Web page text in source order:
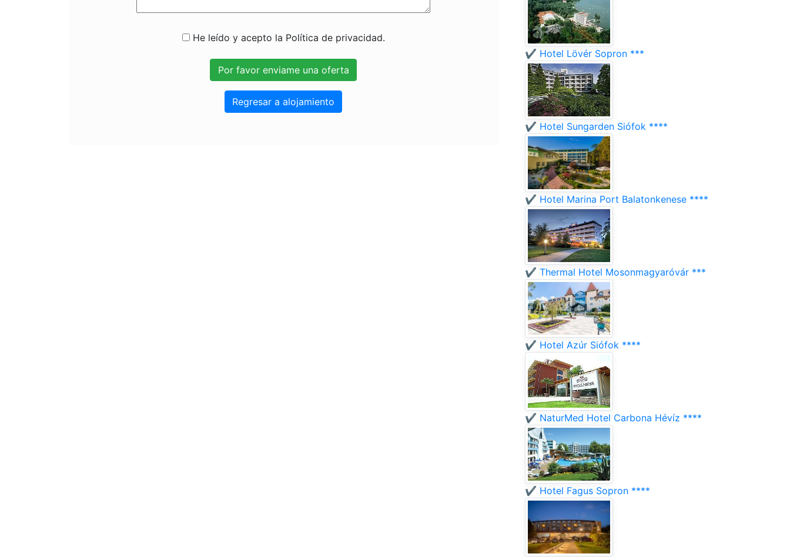
He leído y acepto la Política de privacidad.
Regresar a alojamiento
✔️ Hotel Lövér Sopron ***
✔️ Hotel Sungarden Siófok ****
✔️ Hotel Marina Port Balatonkenese ****
✔️ Thermal Hotel Mosonmagyaróvár ***
✔️ Hotel Azúr Siófok ****
✔️ NaturMed Hotel Carbona Hévíz ****
✔️ Hotel Fagus Sopron ****